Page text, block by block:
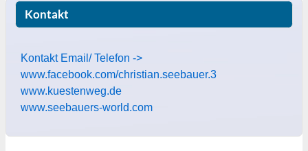
Kontakt
Kontakt Email/ Telefon ->
www.facebook.com/christian.seebauer.3
www.kuestenweg.de
www.seebauers-world.com